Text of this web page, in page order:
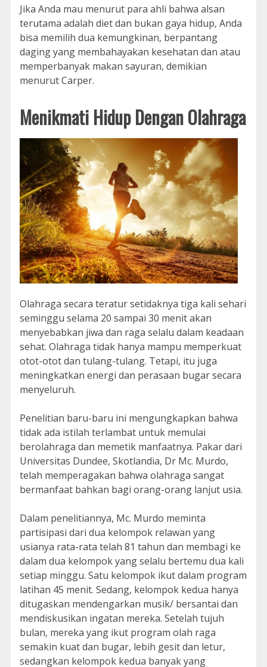
Jika Anda mau menurut para ahli bahwa alsan
terutama adalah diet dan bukan gaya hidup, Anda
bisa memilih dua kemungkinan, berpantang
daging yang membahayakan kesehatan dan atau
memperbanyak makan sayuran, demikian
menurut Carper.
Menikmati Hidup Dengan Olahraga
Olahraga secara teratur setidaknya tiga kali sehari
seminggu selama 20 sampai 30 menit akan
menyebabkan jiwa dan raga selalu dalam keadaan
sehat. Olahraga tidak hanya mampu memperkuat
otot-otot dan tulang-tulang. Tetapi, itu juga
meningkatkan energi dan perasaan bugar secara
menyeluruh.
Penelitian baru-baru ini mengungkapkan bahwa
tidak ada istilah terlambat untuk memulai
berolahraga dan memetik manfaatnya. Pakar dari
Universitas Dundee, Skotlandia, Dr Mc. Murdo,
telah memperagakan bahwa olahraga sangat
bermanfaat bahkan bagi orang-orang lanjut usia.
Dalam penelitiannya, Mc. Murdo meminta
partisipasi dari dua kelompok relawan yang
usianya rata-rata telah 81 tahun dan membagi ke
dalam dua kelompok yang selalu bertemu dua kali
setiap minggu. Satu kelompok ikut dalam program
latihan 45 menit. Sedang, kelompok kedua hanya
ditugaskan mendengarkan musik/ bersantai dan
mendiskusikan ingatan mereka. Setelah tujuh
bulan, mereka yang ikut program olah raga
semakin kuat dan bugar, lebih gesit dan letur,
sedangkan kelompok kedua banyak yang